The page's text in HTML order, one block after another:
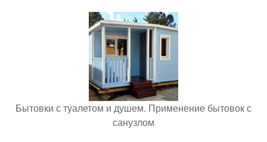
Бытовки с туалетом и душем. Применение бытовок с
санузлом